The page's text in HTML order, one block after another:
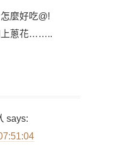
麼好吃@!
上蔥花……..
says: